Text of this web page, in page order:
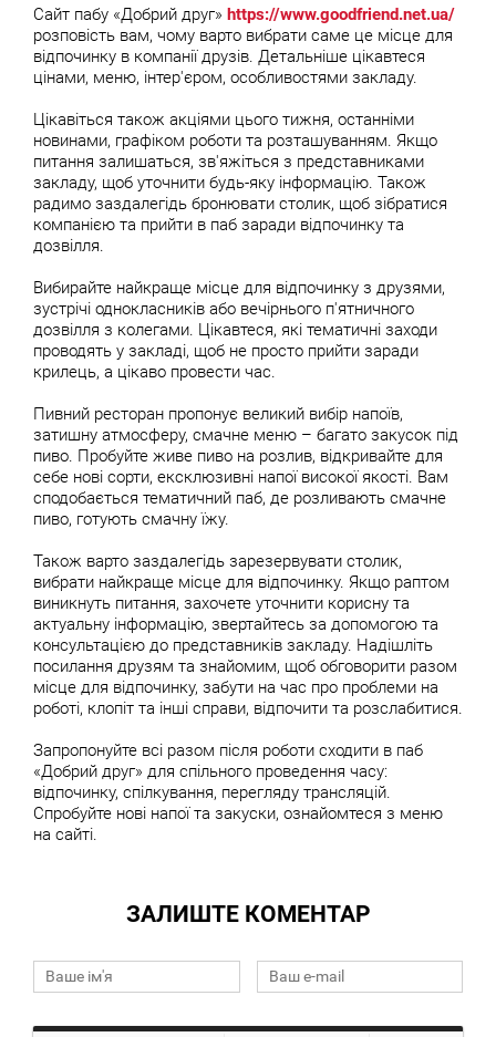
Сайт пабу «Добрий друг» https://www.goodfriend.net.ua/
розповість вам, чому варто вибрати саме це місце для
відпочинку в компанії друзів. Детальніше цікавтеся
цінами, меню, інтер'єром, особливостями закладу.
Цікавіться також акціями цього тижня, останніми
новинами, графіком роботи та розташуванням. Якщо
питання залишаться, зв'яжіться з представниками
закладу, щоб уточнити будь-яку інформацію. Також
радимо заздалегідь бронювати столик, щоб зібратися
компанією та прийти в паб заради відпочинку та
дозвілля.
Вибирайте найкраще місце для відпочинку з друзями,
зустрічі однокласників або вечірнього п'ятничного
дозвілля з колегами. Цікавтеся, які тематичні заходи
проводять у закладі, щоб не просто прийти заради
крилець, а цікаво провести час.
Пивний ресторан пропонує великий вибір напоїв,
затишну атмосферу, смачне меню – багато закусок під
пиво. Пробуйте живе пиво на розлив, відкривайте для
себе нові сорти, ексклюзивні напої високої якості. Вам
сподобається тематичний паб, де розливають смачне
пиво, готують смачну їжу.
Також варто заздалегідь зарезервувати столик,
вибрати найкраще місце для відпочинку. Якщо раптом
виникнуть питання, захочете уточнити корисну та
актуальну інформацію, звертайтесь за допомогою та
консультацією до представників закладу. Надішліть
посилання друзям та знайомим, щоб обговорити разом
місце для відпочинку, забути на час про проблеми на
роботі, клопіт та інші справи, відпочити та розслабитися.
Запропонуйте всі разом після роботи сходити в паб
«Добрий друг» для спільного проведення часу:
відпочинку, спілкування, перегляду трансляцій.
Спробуйте нові напої та закуски, ознайомтеся з меню
на сайті.
ЗАЛИШТЕ КОМЕНТАР